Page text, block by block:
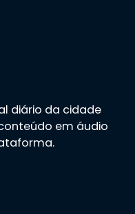
diário da cidade
em áudio